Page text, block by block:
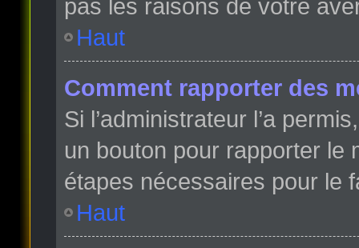
pas les raisons de votre
Haut
Comment rapporter des
Si l’administrateur l’a
un bouton pour rapporter le
étapes nécessaires pour le
Haut